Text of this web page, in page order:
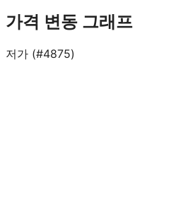
가격 변동 그래프
저가 (#4875)